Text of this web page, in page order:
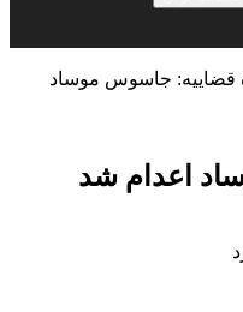
قضاییه: جاسوس موساد
اعدام شد